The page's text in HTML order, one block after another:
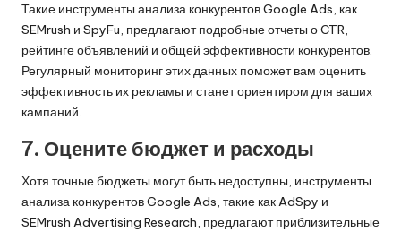
Такие инструменты анализа конкурентов Google Ads, как
SEMrush и SpyFu, предлагают подробные отчеты о CTR,
рейтинге объявлений и общей эффективности конкурентов.
Регулярный мониторинг этих данных поможет вам оценить
эффективность их рекламы и станет ориентиром для ваших
кампаний.
7. Оцените бюджет и расходы
Хотя точные бюджеты могут быть недоступны, инструменты
анализа конкурентов Google Ads, такие как AdSpy и
SEMrush Advertising Research, предлагают приблизительные